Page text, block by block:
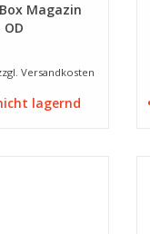
Magazin
OD
Versandkosten
lagernd